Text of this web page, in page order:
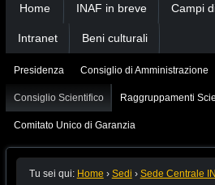
Home INAF in breve Campi
Intranet Beni culturali
Presidenza Consiglio di Amministrazione
Consiglio Scientifico Raggruppamenti
Comitato Unico di Garanzia
Tu sei qui: Home › Sedi › Sede Centrale